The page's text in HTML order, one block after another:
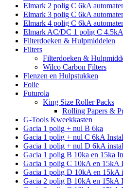
Elmark 2 polig C 6kA
Elmark 3 polig C 6kA
Elmark 4 polig C 6kA
Elmark AC/DC 1 polig C
Filterdoeken & Hulpmiddelen
Filters
Filterdoeken &
Wilco Carbon Filters
Flenzen en Hulpstukken
Folie
Futurola
King Size Roller Packs
Rolling Papers &
G-Tools Kweekkasten
Gacia 1 polig + nul B 6ka
Gacia 1 polig + nul C 6kA Instal
Gacia 1 polig + nul D 6kA instal
Gacia 1 polig B 10ka en 15ka
Gacia 1 polig C 10kA en 15kA
Gacia 1 polig D 10kA en 15kA
Gacia 2 polig B 10kA en 15kA